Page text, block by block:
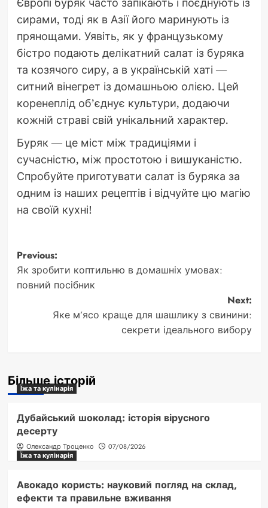
сирами, тоді як в Азії його маринують із
прянощами. Уявіть, як у французькому
бістро подають делікатний салат із буряка
та козячого сиру, а в українській хаті —
ситний вінегрет із домашньою олією. Цей
коренеплід об’єднує культури, додаючи
кожній страві свій унікальний характер.
Буряк — це міст між традиціями і
сучасністю, між простотою і вишуканістю.
Спробуйте приготувати салат із буряка за
одним із наших рецептів і відчуйте цю магію
на своїй кухні!
Post
navigation
Previous:
Як зробити коптильню в домашніх умовах:
повний посібник
Next:
Яке м’ясо краще для шашлику з свинини:
секрети ідеального вибору
Більше історій
Їжа та кулінарія
Дубайський шоколад: історія вірусного
десерту
Олександр Троценко
07/08/2026
Їжа та кулінарія
Авокадо користь: науковий погляд на склад,
ефекти та правильне вживання